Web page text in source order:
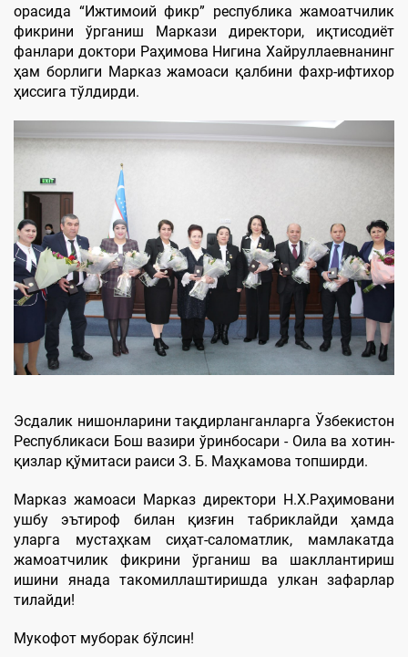
орасида “Ижтимоий фикр” республика жамоатчилик
фикрини ўрганиш Маркази директори, иқтисодиёт
фанлари доктори Раҳимова Нигина Хайруллаевнанинг
ҳам борлиги Марказ жамоаси қалбини фахр-ифтихор
ҳиссига тўлдирди.
Эсдалик нишонларини тақдирланганларга Ўзбекистон
Республикаси Бош вазири ўринбосари - Оила ва хотин-
қизлар қўмитаси раиси З. Б. Маҳкамова топширди.
Марказ жамоаси Марказ директори Н.Х.Раҳимовани
ушбу эътироф билан қизғин табриклайди ҳамда
уларга мустаҳкам сиҳат-саломатлик, мамлакатда
жамоатчилик фикрини ўрганиш ва шакллантириш
ишини янада такомиллаштиришда улкан зафарлар
тилайди!
Мукофот муборак бўлсин!